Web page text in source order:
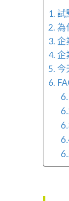
試
為
企
企
今